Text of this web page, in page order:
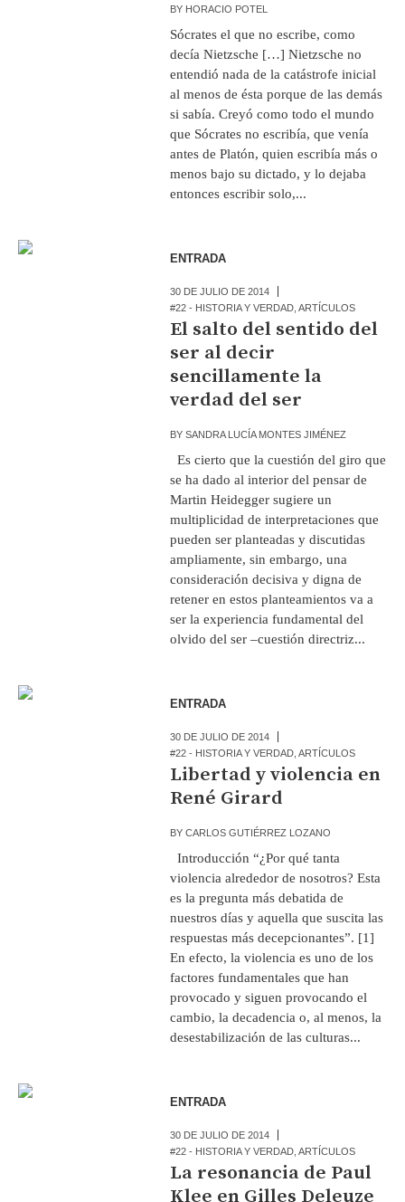
BY HORACIO POTEL
Sócrates el que no escribe, como
decía Nietzsche […] Nietzsche no
entendió nada de la catástrofe inicial
al menos de ésta porque de las demás
si sabía. Creyó como todo el mundo
que Sócrates no escribía, que venía
antes de Platón, quien escribía más o
menos bajo su dictado, y lo dejaba
entonces escribir solo,...
ENTRADA
30 DE JULIO DE 2014
#22 - HISTORIA Y VERDAD ,ARTÍCULOS
El salto del sentido del
ser al decir
sencillamente la
verdad del ser
BYSANDRA LUCÍA MONTES JIMÉNEZ
Es cierto que la cuestión del giro que
se ha dado al interior del pensar de
Martin Heidegger sugiere un
multiplicidad de interpretaciones que
pueden ser planteadas y discutidas
ampliamente, sin embargo, una
consideración decisiva y digna de
retener en estos planteamientos va a
ser la experiencia fundamental del
olvido del ser –cuestión directriz...
ENTRADA
30 DE JULIO DE 2014
#22 - HISTORIA Y VERDAD ,ARTÍCULOS
Libertad y violencia en
René Girard
BYCARLOS GUTIÉRREZ LOZANO
Introducción “¿Por qué tanta
violencia alrededor de nosotros? Esta
es la pregunta más debatida de
nuestros días y aquella que suscita las
respuestas más decepcionantes”. [1]
En efecto, la violencia es uno de los
factores fundamentales que han
provocado y siguen provocando el
cambio, la decadencia o, al menos, la
desestabilización de las culturas...
ENTRADA
30 DE JULIO DE 2014
#22 - HISTORIA Y VERDAD ,ARTÍCULOS
La resonancia de Paul
Klee en Gilles Deleuze